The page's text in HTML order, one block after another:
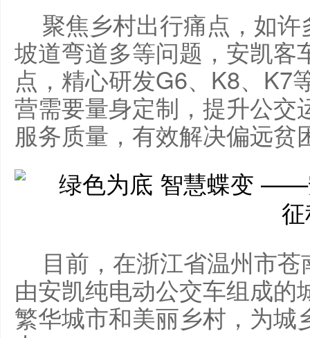
聚焦乡村出行痛点，如
坡道弯道多等问题，安凯客
点，精心研发G6、K8、K7
营需要量身定制，提升公交
服务质量，有效解决偏远
目前，在浙江省温州市
由安凯纯电动公交车组成
繁华城市和美丽乡村，为城